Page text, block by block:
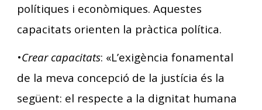
polítiques i econòmiques. Aquestes
capacitats orienten la pràctica política.
•Crear capacitats: «L’exigència fonamental
de la meva concepció de la justícia és la
següent: el respecte a la dignitat humana